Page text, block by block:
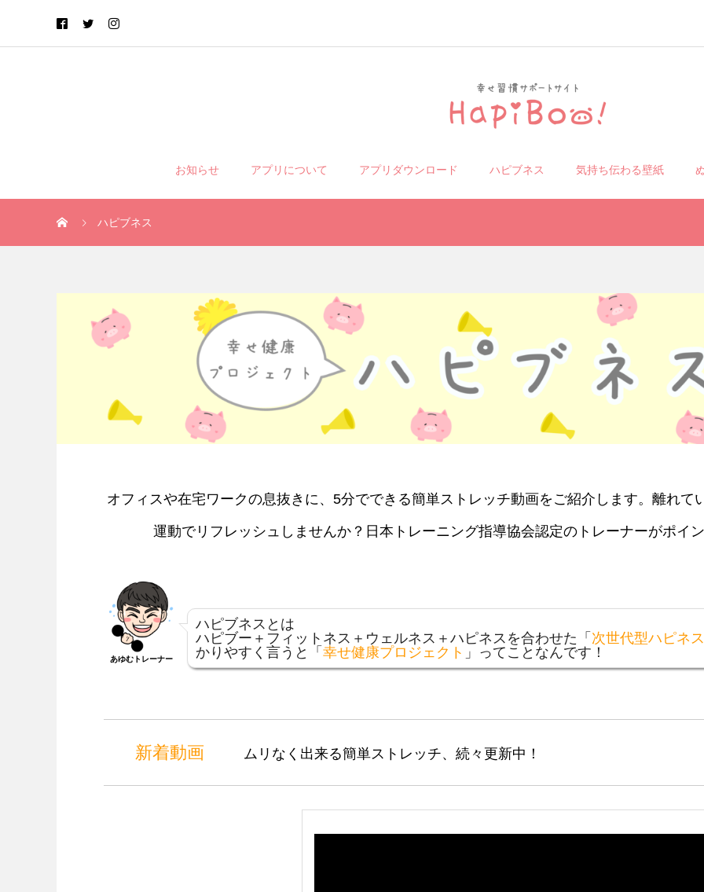
お知らせ アプリについて アプリダウンロード ハピブネス 気持ち伝わる壁紙
ハピブネス
オフィスや在宅ワークの息抜きに、5分でできる簡単ストレッチ動画をご紹介します。離れて
運動でリフレッシュしませんか？日本トレーニング指導協会認定のトレーナーがポイ
あゆむトレーナー
ハピブネスとは
ハピブー＋フィットネス＋ウェルネス＋ハピネスを合わせた「 次世代型ハピネ
かりやすく言うと「 幸せ健康プロジェクト 」ってことなんです！
新着動画 ムリなく出来る簡単ストレッチ、続々更新中！